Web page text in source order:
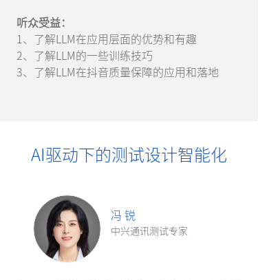
听众受益：
1、了解LLM在应用层面的优势和有趣
2、了解LLM的一些训练技巧
3、了解LLM在抖音质量保障的应用和落地
冯 锐
中兴通讯测试专家
AI驱动下的测试设计智能化